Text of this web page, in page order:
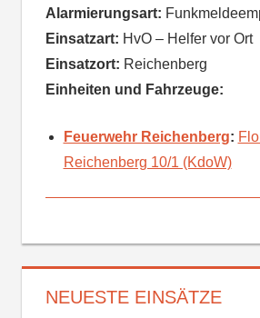
Alarmierungsart:
Einsatzart: HvO – Helfer vor Ort
Einsatzort: Reichenberg
Einheiten und Fahrzeuge:
Feuerwehr Reichenberg:
Reichenberg 10/1 (KdoW)
NEUESTE EINSÄTZE